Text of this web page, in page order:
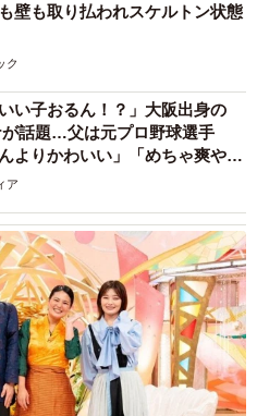
壁も取り払われスケルトン状態
ク
い子おるん！？」大阪出身の
が話題…父は元プロ野球選手
よりかわいい」「めちゃ爽や
ア